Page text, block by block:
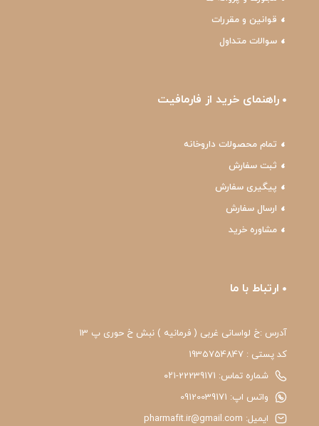
قوانین و مقررات
سوالات متداول
راهنمای خرید از فارمافیت
تمام محصولات داروخانه
ثبت سفارش
پیگیری سفارش
ارسال سفارش
مشاوره خرید
ارتباط با ما
آدرس :خ لواسانی غربی ( فرمانیه ) نبش خ حوری پ 13
کد پستی : 1935754847
شماره تماس: 22239171-۰۲۱
واتس اپ: 09120039171
ایمیل: pharmafit.ir@gmail.com